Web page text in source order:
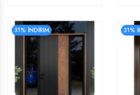
31% İNDİRİM 31%